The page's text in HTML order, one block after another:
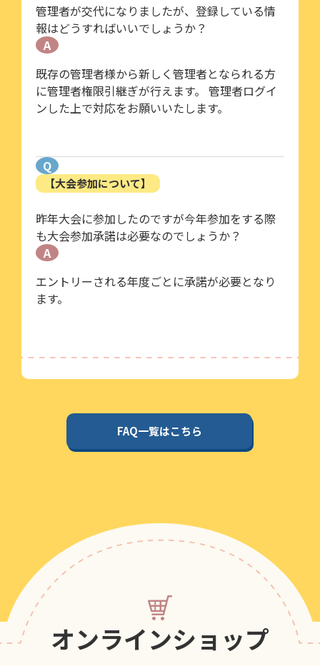
管理者が交代になりましたが、登録している情
報はどうすればいいでしょうか？
A
既存の管理者様から新しく管理者となられる方
に管理者権限引継ぎが行えます。 管理者ログイ
ンした上で対応をお願いいたします。
Q
【大会参加について】
昨年大会に参加したのですが今年参加をする際
も大会参加承諾は必要なのでしょうか？
A
エントリーされる年度ごとに承諾が必要となり
ます。
FAQ一覧はこちら
オンラインショップ